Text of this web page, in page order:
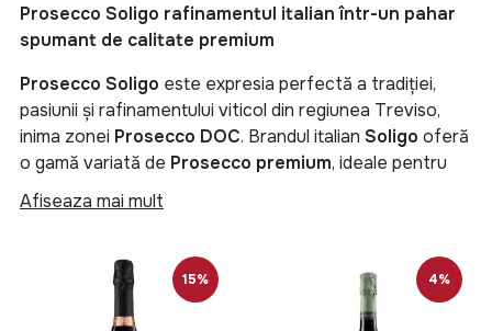
Prosecco Soligo rafinamentul italian într-un pahar
spumant de calitate premium
Prosecco Soligo este expresia perfectă a tradiției,
pasiunii și rafinamentului viticol din regiunea Treviso,
inima zonei Prosecco DOC. Brandul italian Soligo oferă
o gamă variată de Prosecco premium, ideale pentru
orice ocazie: de la momente intime până la petreceri
sofisticate.
RebeShop , suntem partenerul de încredere al
importatorului oficial al vinurilor și spumantelor Soligo în
România și îți aducem direct din podgoriile Italiei cele
Afiseaza mai mult
15% 4%